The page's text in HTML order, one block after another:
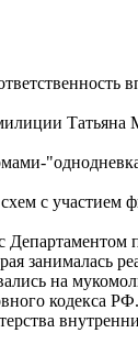
Татьяна
с
занималась
на
кодекса РФ.